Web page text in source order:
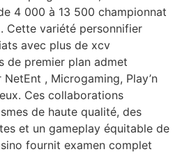
4 000 à 13 500 championnat
Cette variété personnifier
avec plus de xcv
de premier plan admet
, Microgaming, Play’n
Ces collaborations
de haute qualité, des
et un gameplay équitable de
fournit examen complet